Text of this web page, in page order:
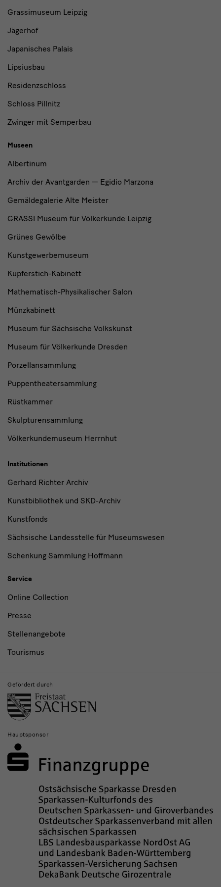
Grassimuseum Leipzig
Jägerhof
Japanisches Palais
Lipsiusbau
Residenzschloss
Schloss Pillnitz
Zwinger mit Semperbau
Museen
Albertinum
Archiv der Avantgarden — Egidio Marzona
Gemäldegalerie Alte Meister
GRASSI Museum für Völkerkunde Leipzig
Grünes Gewölbe
Kunstgewerbemuseum
Kupferstich-Kabinett
Mathematisch-Physikalischer Salon
Münzkabinett
Museum für Sächsische Volkskunst
Museum für Völkerkunde Dresden
Porzellansammlung
Puppentheatersammlung
Rüstkammer
Skulpturensammlung
Völkerkundemuseum Herrnhut
Institutionen
Gerhard Richter Archiv
Kunstbibliothek und SKD-Archiv
Kunstfonds
Sächsische Landesstelle für Museumswesen
Schenkung Sammlung Hoffmann
Service
Online Collection
Presse
Stellenangebote
Tourismus
Gefördert durch
Hauptsponsor